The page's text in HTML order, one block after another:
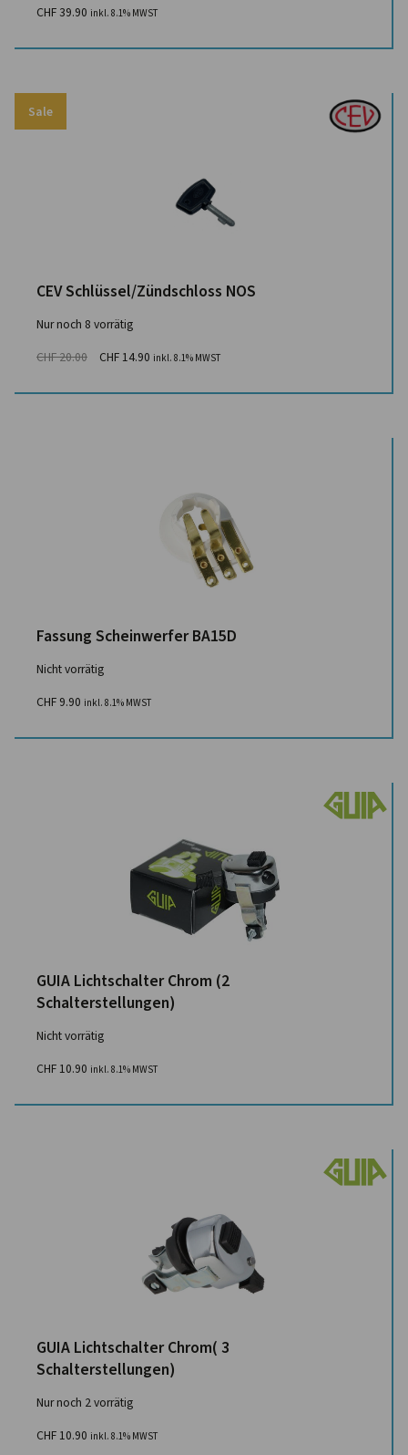
CHF39.90 inkl. 8.1% MWST
Sale
CEV Schlüssel/Zündschloss NOS
Nur noch 8 vorrätig
CHF20.00 CHF 14.90 inkl. 8.1% MWST
Fassung Scheinwerfer BA15D
Nicht vorrätig
CHF 9.90 inkl. 8.1% MWST
GUIA Lichtschalter Chrom (2
Schalterstellungen)
Nicht vorrätig
CHF 10.90 inkl. 8.1% MWST
GUIA Lichtschalter Chrom( 3
Schalterstellungen)
Nur noch 2 vorrätig
CHF 10.90 inkl. 8.1% MWST